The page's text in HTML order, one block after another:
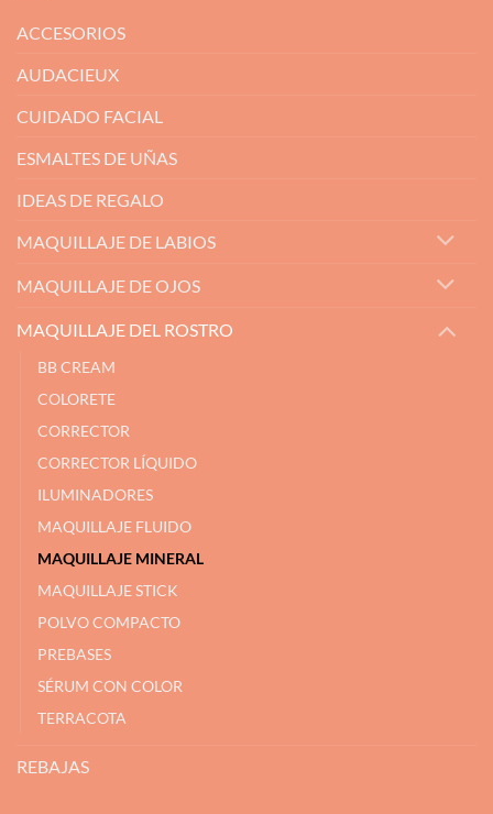
ACCESORIOS
AUDACIEUX
CUIDADO FACIAL
ESMALTES DE UÑAS
IDEAS DE REGALO
MAQUILLAJE DE LABIOS
MAQUILLAJE DE OJOS
MAQUILLAJE DEL ROSTRO
BB CREAM
COLORETE
CORRECTOR
CORRECTOR LÍQUIDO
ILUMINADORES
MAQUILLAJE FLUIDO
MAQUILLAJE MINERAL
MAQUILLAJE STICK
POLVO COMPACTO
PREBASES
SÉRUM CON COLOR
TERRACOTA
REBAJAS